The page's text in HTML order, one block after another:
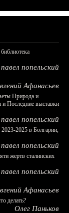
павел попельский
Афанасьев
Природа и
Последние выставки
павел попельский
2025 в Болгарии,
павел попельский
жертв сталинских
павел попельский
Афанасьев
делать?
Олег Паньков